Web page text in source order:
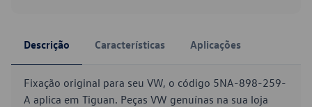
Descrição Características Aplicações
Fixação original para seu VW, o código 5NA-898-259-
A aplica em Tiguan. Peças VW genuínas na sua loja